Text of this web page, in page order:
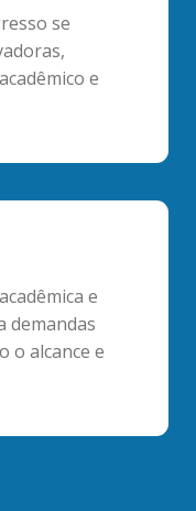
se
e
e
demandas
o alcance e